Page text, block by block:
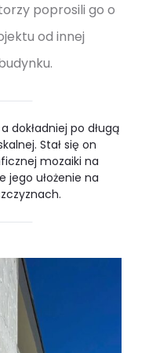
poprosili go o
od innej
dokładniej po długą
Stał się on
mozaiki na
jego ułożenie na